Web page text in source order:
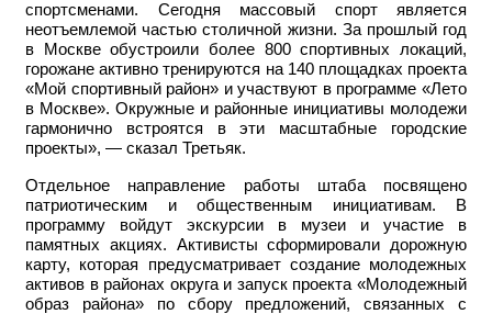
спортсменами. Сегодня массовый спорт является
неотъемлемой частью столичной жизни. За прошлый год
в Москве обустроили более 800 спортивных локаций,
горожане активно тренируются на 140 площадках проекта
«Мой спортивный район» и участвуют в программе «Лето
в Москве». Окружные и районные инициативы молодежи
гармонично встроятся в эти масштабные городские
проекты», — сказал Третьяк.
Отдельное направление работы штаба посвящено
патриотическим и общественным инициативам. В
программу войдут экскурсии в музеи и участие в
памятных акциях. Активисты сформировали дорожную
карту, которая предусматривает создание молодежных
активов в районах округа и запуск проекта «Молодежный
образ района» по сбору предложений, связанных с